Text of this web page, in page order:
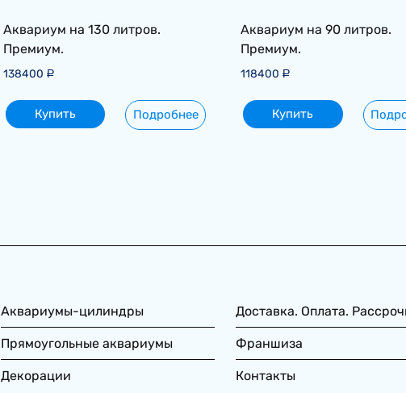
Аквариум на 130 литров.
Премиум.
138400 Р
Купить Подробнее
Аквариум на 90 литров.
Премиум.
118400 Р
Купить
Аквариумы-цилиндры
Прямоугольные аквариумы
Декорации
Доставка. Оплата.
Франшиза
Контакты